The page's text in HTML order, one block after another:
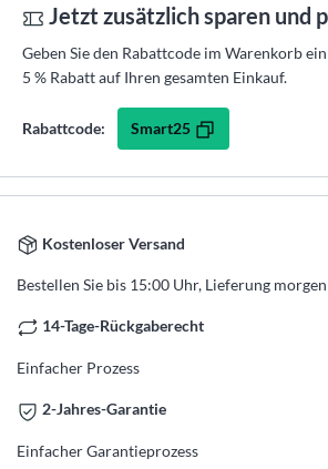
Jetzt zusätzlich sparen und
Geben Sie den Rabattcode im Warenkorb
5 % Rabatt auf Ihren gesamten Einkauf.
Rabattcode: Smart25
Kostenloser Versand
Bestellen Sie bis 15:00 Uhr, Lieferung morgen
14-Tage-Rückgaberecht
Einfacher Prozess
2-Jahres-Garantie
Einfacher Garantieprozess